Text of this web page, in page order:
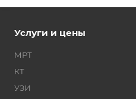
Услуги и цены
МРТ
КТ
УЗИ